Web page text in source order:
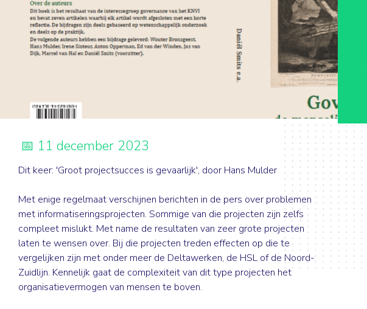
11 december 2023
Dit keer: 'Groot projectsucces is gevaarlijk', door Hans Mulder
Met enige regelmaat verschijnen berichten in de pers over problemen
met informatiseringsprojecten. Sommige van die projecten zijn zelfs
compleet mislukt. Met name de resultaten van zeer grote projecten
laten te wensen over. Bij die projecten treden effecten op die te
vergelijken zijn met onder meer de Deltawerken, de HSL of de Noord-
Zuidlijn. Kennelijk gaat de complexiteit van dit type projecten het
organisatievermogen van mensen te boven.